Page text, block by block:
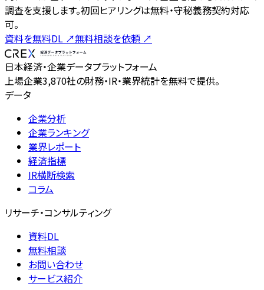
調査を支援します。初回ヒアリングは無料・守秘義務契約対応
可。
資料を無料DL ↗無料相談を依頼 ↗
日本経済・企業データプラットフォーム
上場企業3,870社の財務・IR・業界統計を無料で提供。
データ
企業分析
企業ランキング
業界レポート
経済指標
IR横断検索
コラム
リサーチ・コンサルティング
資料DL
無料相談
お問い合わせ
サービス紹介